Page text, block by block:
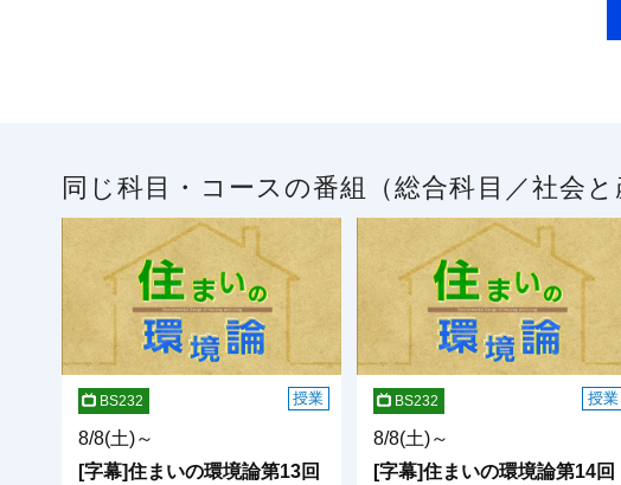
同じ科目・コースの番組（総合科目／社会と
BS232 授業
8/8(土)～
[字幕]住まいの環境論第13回
BS232 授業
8/8(土)～
[字幕]住まいの環境論第14回